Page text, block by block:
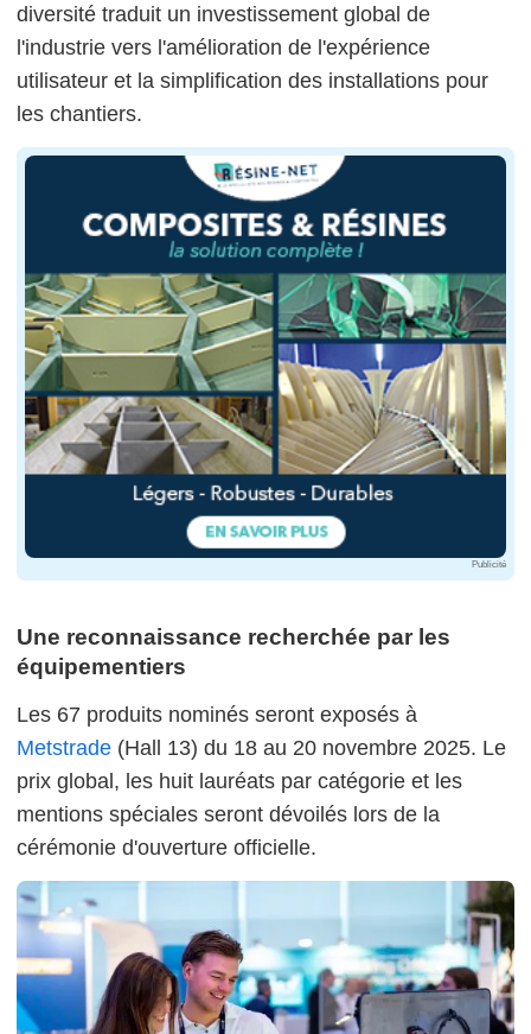
diversité traduit un investissement global de
l'industrie vers l'amélioration de l'expérience
utilisateur et la simplification des installations pour
les chantiers.
Publicité
Une reconnaissance recherchée par les
équipementiers
Les 67 produits nominés seront exposés à
Metstrade (Hall 13) du 18 au 20 novembre 2025. Le
prix global, les huit lauréats par catégorie et les
mentions spéciales seront dévoilés lors de la
cérémonie d'ouverture officielle.